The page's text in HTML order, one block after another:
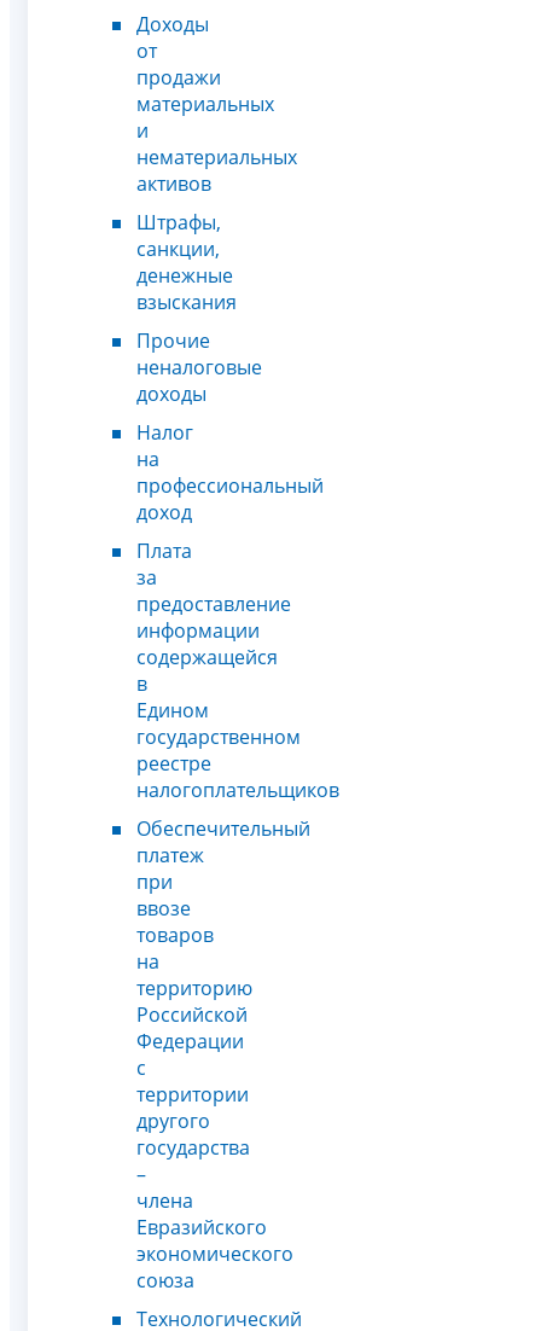
Доходы
от
продажи
материальных
и
нематериальных
активов
Штрафы,
санкции,
денежные
взыскания
Прочие
неналоговые
доходы
Налог
на
профессиональный
доход
Плата
за
предоставление
информации
содержащейся
в
Едином
государственном
реестре
налогоплательщиков
Обеспечительный
платеж
при
ввозе
товаров
на
территорию
Российской
Федерации
с
территории
другого
государства
–
члена
Евразийского
экономического
союза
Технологический